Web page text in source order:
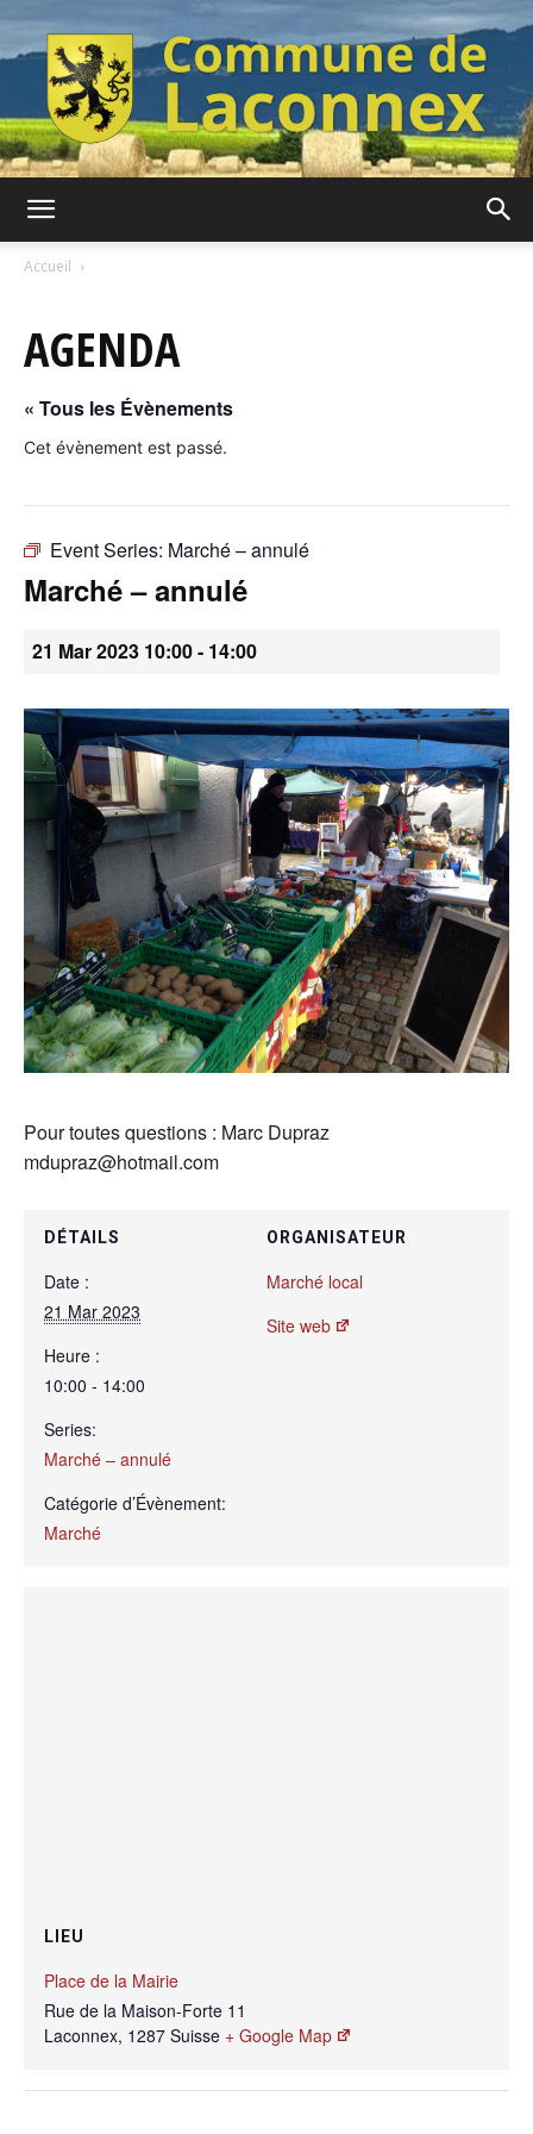
Laconnex
Canton
Accueil
AGENDA
« Tous les Évènements
Cet évènement est passé.
Event Series: Marché – annulé
Marché – annulé
21 Mar 2023 10:00- 14:00
Pour toutes questions : Marc Dupraz
mdupraz@hotmail.com
DÉTAILS
Date :
21 Mar 2023
Heure :
10:00 - 14:00
Series:
Marché – annulé
Catégorie d’Évènement:
Marché
ORGANISATEUR
Marché local
Site web
LIEU
Place de la Mairie
Rue de la Maison-Forte 11
Laconnex, 1287 Suisse + Google Map